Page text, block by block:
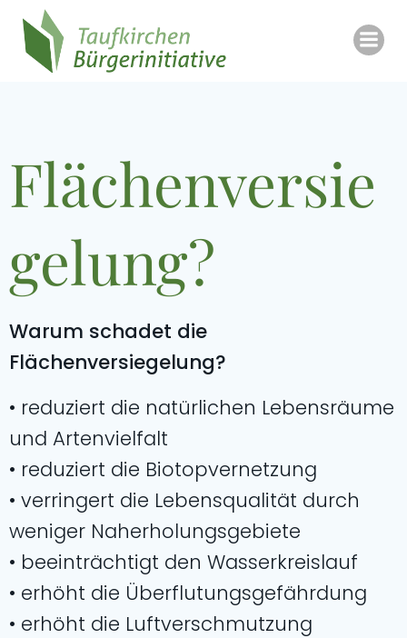
springen
Flächenversie
gelung?
Warum schadet die
Flächenversiegelung?
• reduziert die natürlichen Lebensräume
und Artenvielfalt
• reduziert die Biotopvernetzung
• verringert die Lebensqualität durch
weniger Naherholungsgebiete
• beeinträchtigt den Wasserkreislauf
• erhöht die Überflutungsgefährdung
• erhöht die Luftverschmutzung